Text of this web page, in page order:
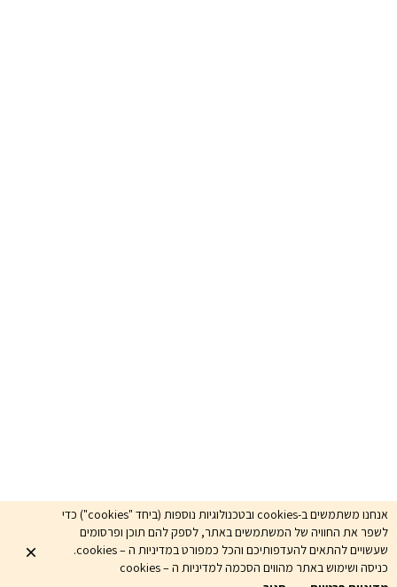
אנחנו משתמשים ב-cookies ובטכנולוגיות נוספות (ביחד "cookies") כדי
לשפר את החוויה של המשתמשים באתר, לספק להם תוכן ופרסומים
שעשויים להתאים להעדפותיכם והכל כמפורט במדיניות ה – cookies.
כניסה ושימוש באתר מהווים הסכמה למדיניות ה – cookies